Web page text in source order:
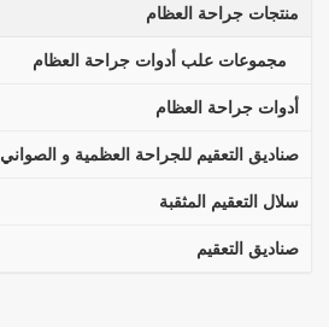
منتجات جراحة العظام
مجموعات علب أدوات جراحة العظام
أدوات جراحة العظام
صناديق التعقيم للجراحة العظمية و الصواني
سلال التعقيم المثقبة
صناديق التعقيم